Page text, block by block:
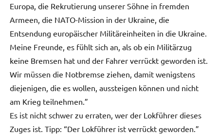
Europa, die Rekrutierung unserer Söhne in fremden
Armeen, die NATO-Mission in der Ukraine, die
Entsendung europäischer Militäreinheiten in die Ukraine.
Meine Freunde, es fühlt sich an, als ob ein Militärzug
keine Bremsen hat und der Fahrer verrückt geworden ist.
Wir müssen die Notbremse ziehen, damit wenigstens
diejenigen, die es wollen, aussteigen können und nicht
am Krieg teilnehmen.”
Es ist nicht schwer zu erraten, wer der Lokführer dieses
Zuges ist. Tipp: “Der Lokführer ist verrückt geworden.”